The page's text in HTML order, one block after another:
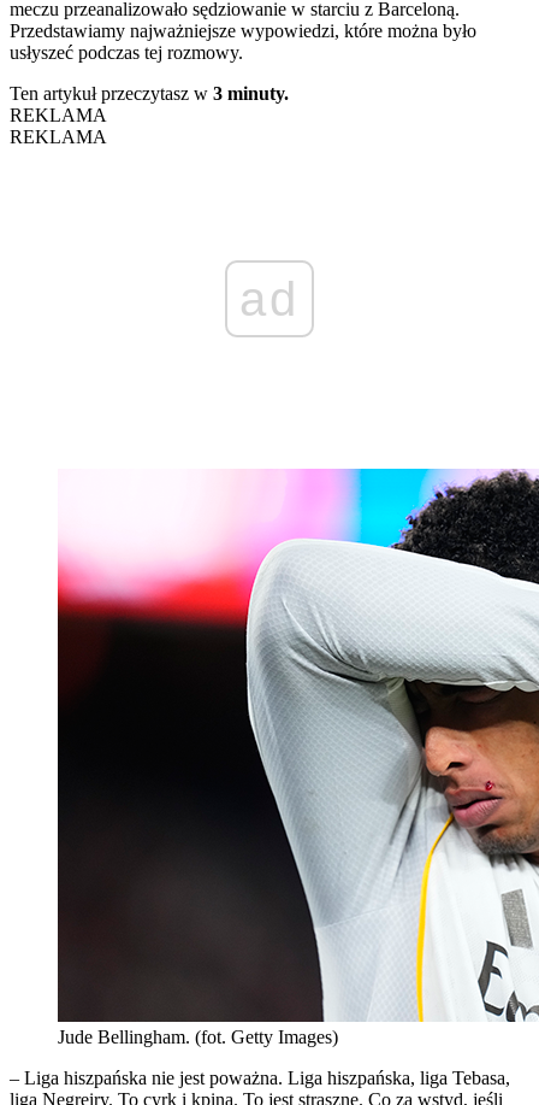
meczu przeanalizowało sędziowanie w starciu z Barceloną.
Przedstawiamy najważniejsze wypowiedzi, które można było
usłyszeć podczas tej rozmowy.
Ten artykuł przeczytasz w 3 minuty.
REKLAMA
REKLAMA
ad
Jude Bellingham. (fot. Getty Images)
– Liga hiszpańska nie jest poważna. Liga hiszpańska, liga Tebasa,
liga Negreiry. To cyrk i kpina. To jest straszne. Co za wstyd, jeśli